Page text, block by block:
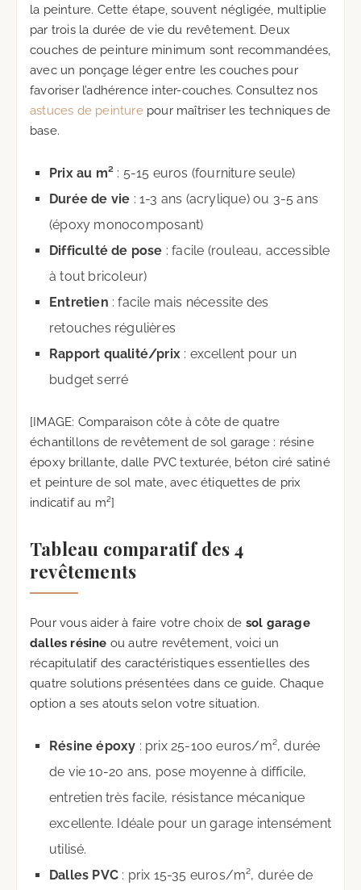
la peinture. Cette étape, souvent négligée, multiplie
par trois la durée de vie du revêtement. Deux
couches de peinture minimum sont recommandées,
avec un ponçage léger entre les couches pour
favoriser l’adhérence inter-couches. Consultez nos
astuces de peinturepour maîtriser les techniques de
base.
Prix au m² : 5-15 euros (fourniture seule)
Durée de vie : 1-3 ans (acrylique) ou 3-5 ans
(époxy monocomposant)
Difficulté de pose : facile (rouleau, accessible
à tout bricoleur)
Entretien : facile mais nécessite des
retouches régulières
Rapport qualité/prix : excellent pour un
budget serré
[IMAGE: Comparaison côte à côte de quatre
échantillons de revêtement de sol garage : résine
époxy brillante, dalle PVC texturée, béton ciré satiné
et peinture de sol mate, avec étiquettes de prix
indicatif au m²]
Tableau comparatif des 4
revêtements
Pour vous aider à faire votre choix de sol garage
dalles résine ou autre revêtement, voici un
récapitulatif des caractéristiques essentielles des
quatre solutions présentées dans ce guide. Chaque
option a ses atouts selon votre situation.
Résine époxy : prix 25-100 euros/m², durée
de vie 10-20 ans, pose moyenne à difficile,
entretien très facile, résistance mécanique
excellente. Idéale pour un garage intensément
utilisé.
Dalles PVC : prix 15-35 euros/m², durée de